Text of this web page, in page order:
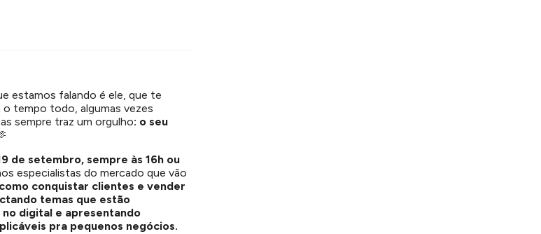
estamos falando é ele, que te
o tempo todo, algumas vezes
sempre traz um orgulho: o seu
de setembro, sempre às 16h ou
especialistas do mercado que vão
como conquistar clientes e vender
temas que estão
no digital e apresentando
pra pequenos negócios.